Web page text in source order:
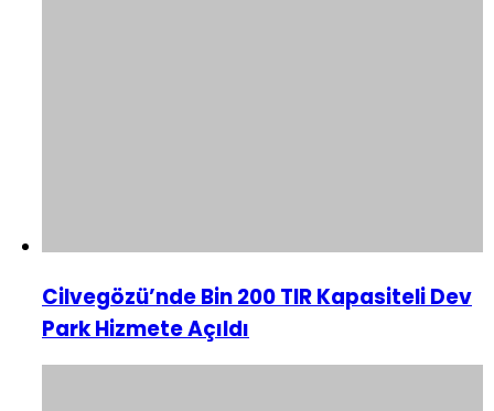
Cilvegözü’nde Bin 200 TIR Kapasiteli Dev
Park Hizmete Açıldı